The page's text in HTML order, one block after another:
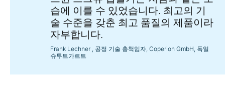
습에 이를 수 있었습니다. 최고의 기
술 수준을 갖춘 최고 품질의 제품이라
자부합니다.
Frank Lechner , 공정 기술 총책임자, Coperion GmbH, 독일
슈투트가르트